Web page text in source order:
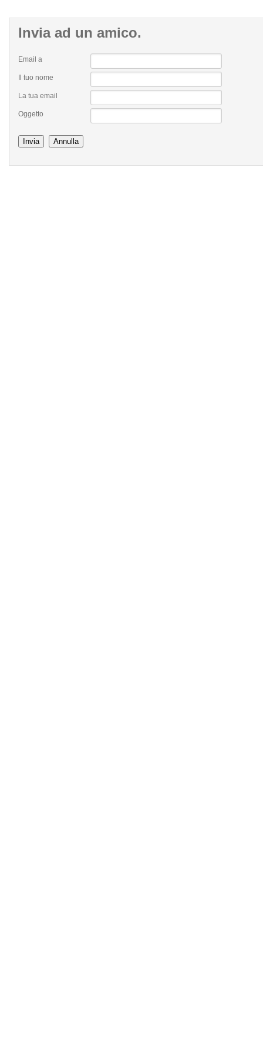
Inviaad un amico.
Email a
Il tuo nome
La tua email
Oggetto
Invia Annulla